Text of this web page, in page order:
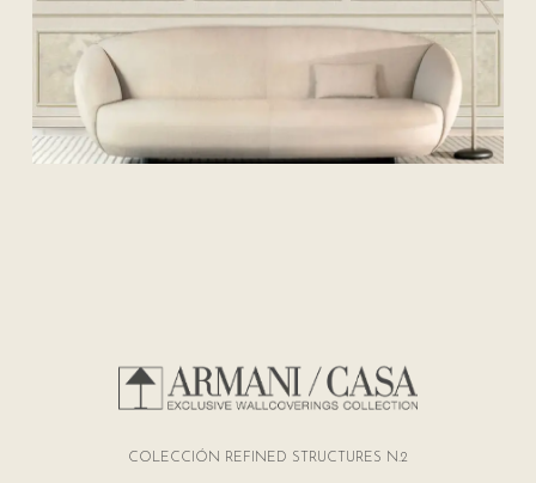
COLECCIÓN REFINED STRUCTURES N.2